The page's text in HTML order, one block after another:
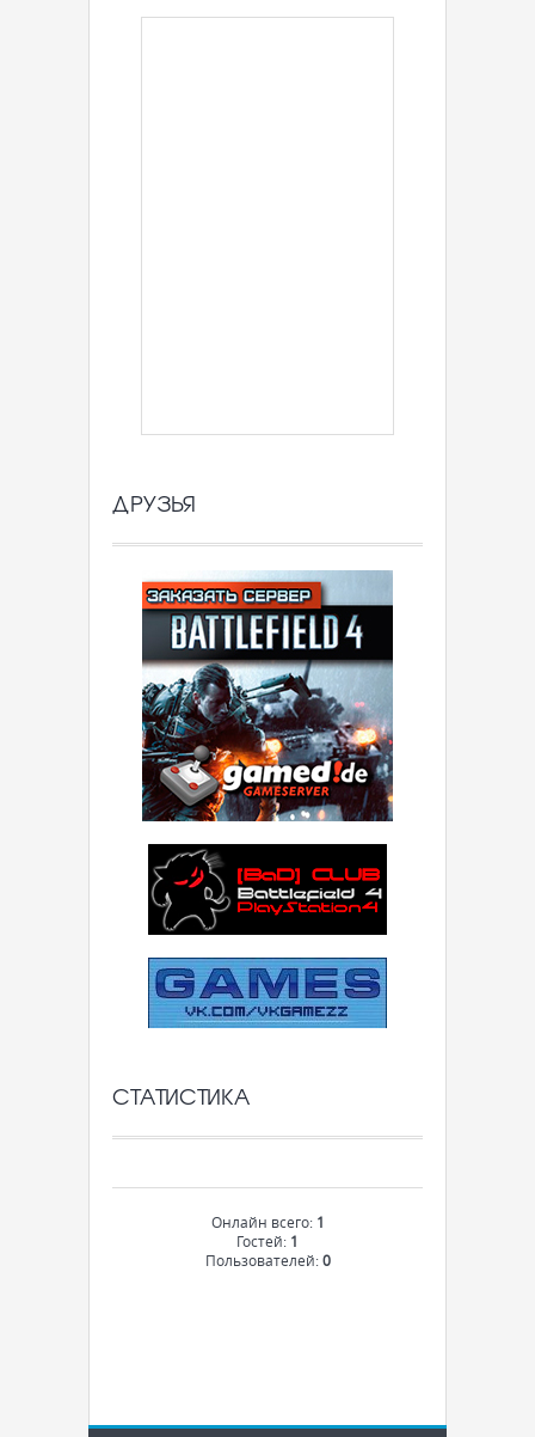
ДРУЗЬЯ
СТАТИСТИКА
Онлайн всего: 1
Гостей: 1
Пользователей:0